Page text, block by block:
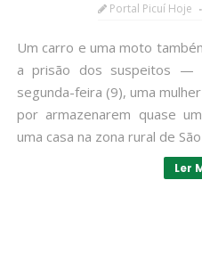
Portal Picuí Hoje
Um carro e uma moto
a prisão dos suspeitos —
segunda-feira (9), uma
por armazenarem quase
uma casa na zona rural de
Ler